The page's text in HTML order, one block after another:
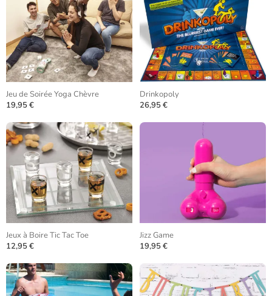
Jeu de Soirée Yoga Chèvre
19,95 €
Drinkopoly
26,95 €
Jeux à Boire Tic Tac Toe
12,95 €
Jizz Game
19,95 €